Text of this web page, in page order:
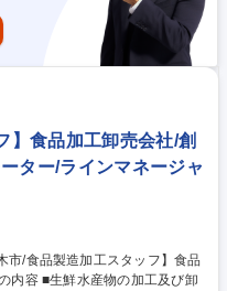
】食品加工卸売会社/創
ター/ラインマネージャ